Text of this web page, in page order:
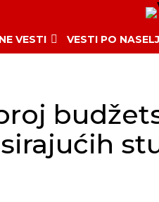
VESTI VESTI PO